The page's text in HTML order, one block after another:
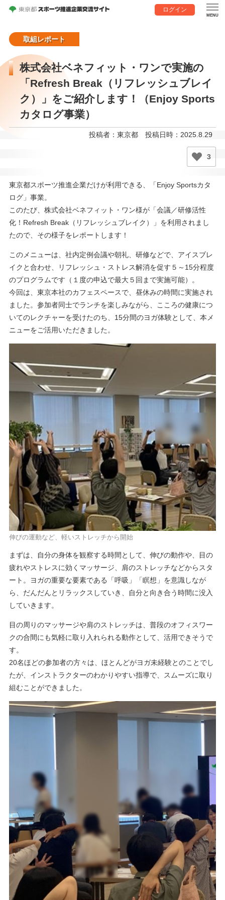
ログイン
取組レポート
株式会社ベネフィット・ワンで実施の
「Refresh Break（リフレッシュブレイ
ク）」をご紹介します！（Enjoy Sports
カタログ事業）
投稿者：東京都 投稿日時：2025.8.29
3
東京都スポーツ推進企業だけが利用できる、「Enjoy Sportsカタ
ログ」事業。
このたび、株式会社ベネフィット・ワン様が「会議／研修活性
化！Refresh Break（リフレッシュブレイク）」を利用されまし
たので、その様子をレポートします！
このメニューは、社内定例会議や朝礼、研修などで、アイスブレ
イクと合わせ、リフレッシュ・ストレス解消を促す５～15分程度
のプログラムです（１度の申込で最大５回まで実施可能）。
今回は、東京本社のカフェスペースで、昼休みの時間に実施され
ました。参加者同士でランチを楽しみながら、こころの健康につ
いてのレクチャーを受けたのち、15分間のヨガ体験として、本メ
ニューをご活用いただきました。
伸びの運動など、軽いストレッチから開始
まずは、自分の身体を観察する時間として、伸びの動作や、目の
疲れやストレスに効くマッサージ、肩のストレッチなどからスタ
ート。ヨガの重要な要素である「呼吸」「瞑想」を意識しなが
ら、だんだんとリラックスしていき、自分と向き合う時間に没入
していきます。
目の周りのマッサージや肩のストレッチは、普段のオフィスワー
クの合間にも気軽に取り入れられる動作として、活用できそうで
す。
20名ほどの参加者の方々は、ほとんどがヨガ未経験とのことでし
たが、インストラクターのわかりやすい指導で、スムーズに取り
組むことができました。